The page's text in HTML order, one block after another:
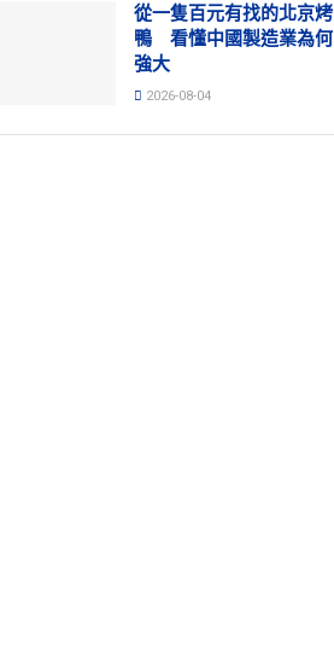
從一隻百元有找的北京烤
鴨 看懂中國製造業為何
強大
2026-08-04